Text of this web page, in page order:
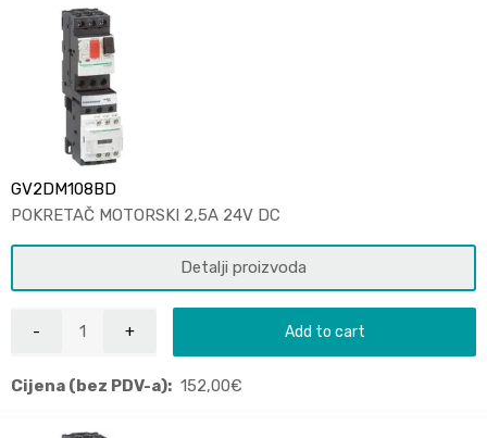
GV2DM108BD
POKRETAČ MOTORSKI 2,5A 24V DC
Detalji proizvoda
Add to cart
Cijena (bez PDV-a): 152,00€